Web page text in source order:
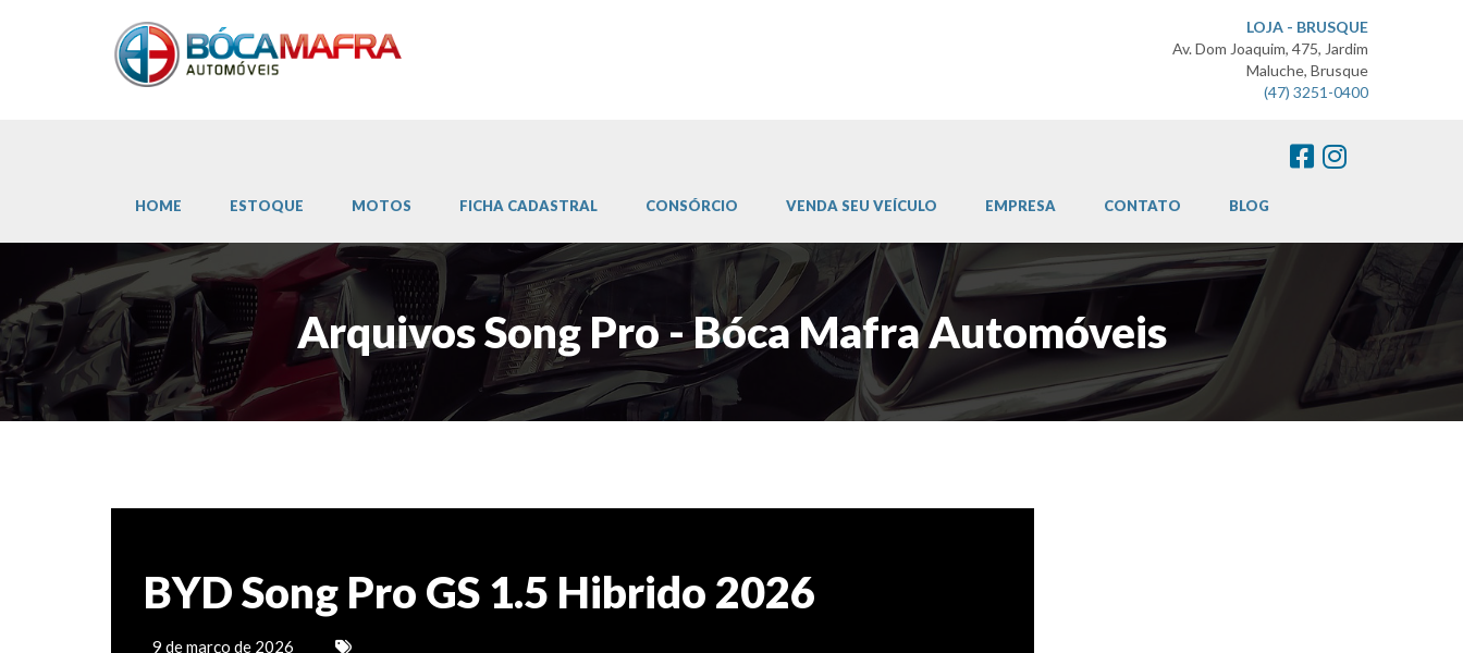
LOJA - BRUSQUE
Av. Dom Joaquim, 475, Jardim
Maluche, Brusque
(47) 3251-0400
HOME ESTOQUE MOTOS FICHA CADASTRAL CONSÓRCIO VENDA SEU VEÍCULO EMPRESA CONTATO BLOG
Arquivos Song Pro - Bóca Mafra Automóveis
BYD Song Pro GS 1.5 Hibrido 2026
9 de março de 2026